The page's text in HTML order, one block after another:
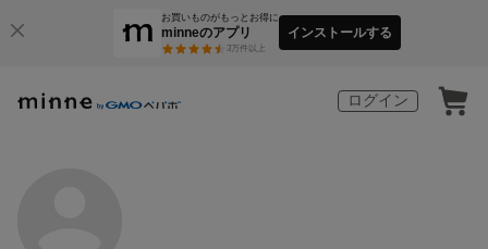
お買いものがもっとお得に
minneのアプリ
3万件以上
インストールする
ログイン